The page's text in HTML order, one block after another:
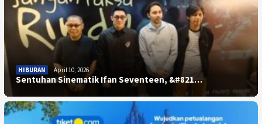
HIBURAN April 10, 2026
Sentuhan Sinematik Ifan Seventeen, &#821…